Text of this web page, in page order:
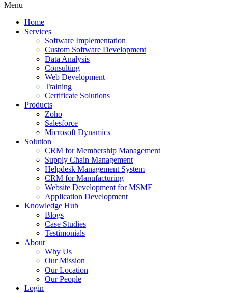
Menu
Home
Services
Software Implementation
Custom Software Development
Data Analysis
Consulting
Web Development
Training
Certificate Solutions
Products
Zoho
Salesforce
Microsoft Dynamics
Solution
CRM for Membership Management
Supply Chain Management
Helpdesk Management System
CRM for Manufacturing
Website Development for MSME
Application Development
Knowledge Hub
Blogs
Case Studies
Testimonials
About
Why Us
Our Mission
Our Location
Our People
Login